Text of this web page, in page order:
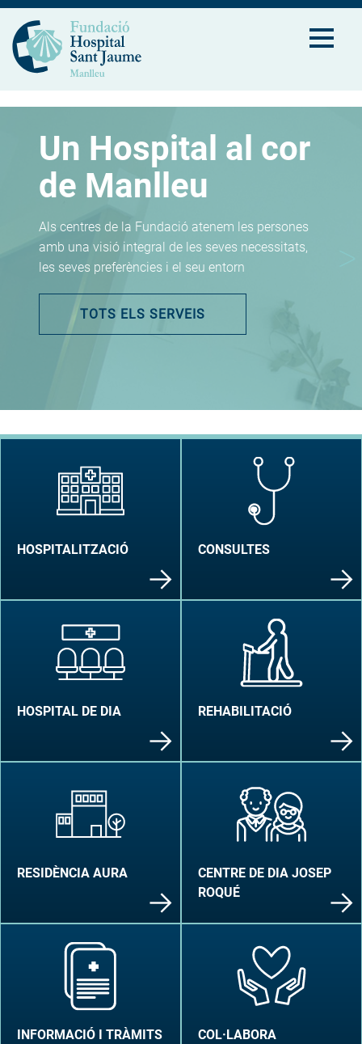
Un Hospital al cor
de Manlleu
Als centres de la Fundació atenem les persones
amb una visió integral de les seves necessitats,
les seves preferències i el seu entorn
TOTS ELS SERVEIS
Residència Aura,
com ser a casa
Un lloc on viure en bona companyia, en total
llibertat i amb la sensació d’estar en les millors
mans
MÉS INFORMACIÓ
Centre de dia
Josep Roqué
L’alternativa perquè les persones grans guanyeu
qualitat de vida sense deixar casa vostra
MÉS INFORMACIÓ
HOSPITALITZACIÓ CONSULTES
HOSPITAL DE DIA REHABILITACIÓ
RESIDÈNCIA AURA
CENTRE DE DIA JOSEP
ROQUÉ
INFORMACIÓ I TRÀMITS COL·LABORA